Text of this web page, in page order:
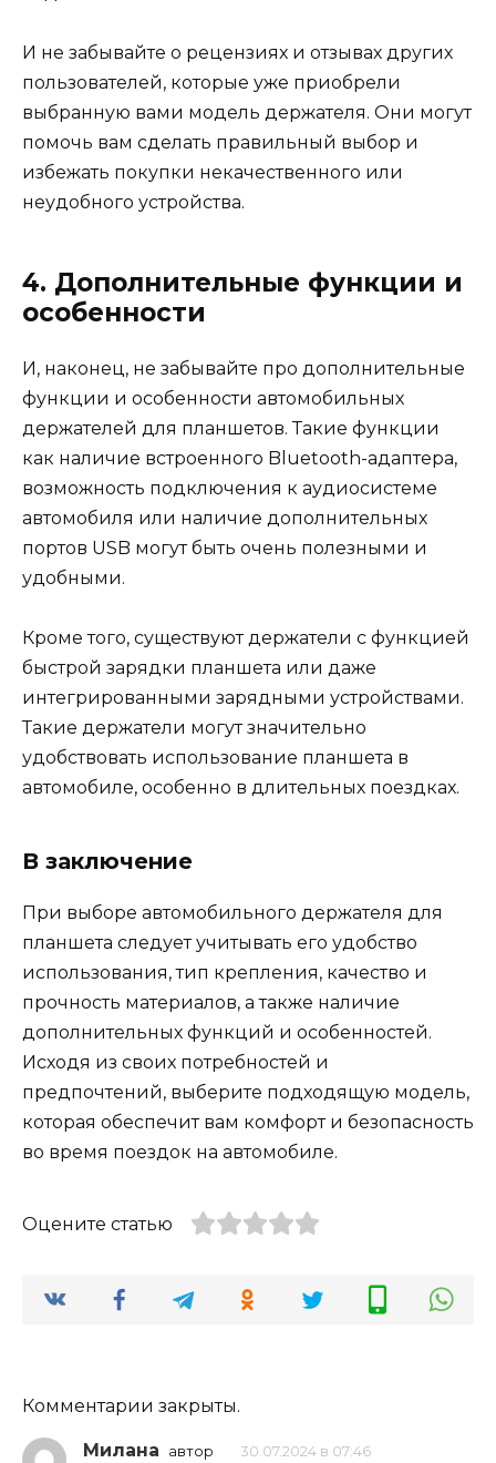
И не забывайте о рецензиях и отзывах других
пользователей, которые уже приобрели
выбранную вами модель держателя. Они могут
помочь вам сделать правильный выбор и
избежать покупки некачественного или
неудобного устройства.
4. Дополнительные функции и
особенности
И, наконец, не забывайте про дополнительные
функции и особенности автомобильных
держателей для планшетов. Такие функции
как наличие встроенного Bluetooth-адаптера,
возможность подключения к аудиосистеме
автомобиля или наличие дополнительных
портов USB могут быть очень полезными и
удобными.
Кроме того, существуют держатели с функцией
быстрой зарядки планшета или даже
интегрированными зарядными устройствами.
Такие держатели могут значительно
удобствовать использование планшета в
автомобиле, особенно в длительных поездках.
В заключение
При выборе автомобильного держателя для
планшета следует учитывать его удобство
использования, тип крепления, качество и
прочность материалов, а также наличие
дополнительных функций и особенностей.
Исходя из своих потребностей и
предпочтений, выберите подходящую модель,
которая обеспечит вам комфорт и безопасность
во время поездок на автомобиле.
Оцените статью
Комментарии закрыты.
Милана автор 30.07.2024 в 07:46